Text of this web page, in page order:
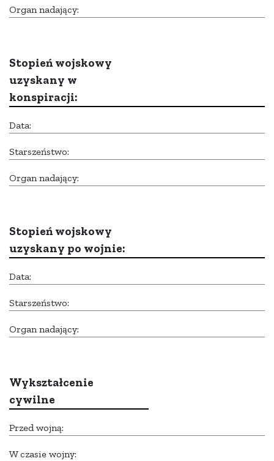
Organ nadający:
Stopień wojskowy
uzyskany w
konspiracji:
Data:
Starszeństwo:
Organ nadający:
Stopień wojskowy
uzyskany po wojnie:
Data:
Starszeństwo:
Organ nadający:
Wykształcenie
cywilne
Przed wojną:
W czasie wojny: